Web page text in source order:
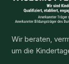
Wir beraten,
um die